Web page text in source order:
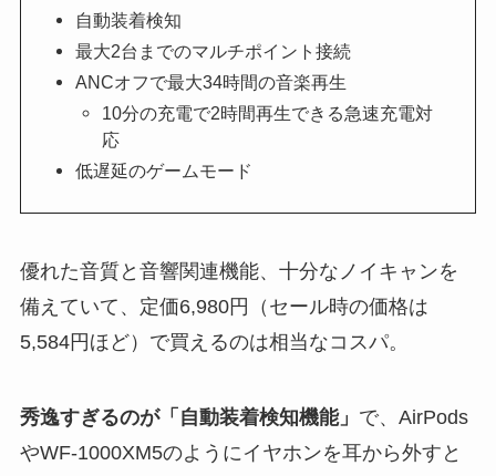
自動装着検知
最大2台までのマルチポイント接続
ANCオフで最大34時間の音楽再生
10分の充電で2時間再生できる急速充電対
応
低遅延のゲームモード
優れた音質と音響関連機能、十分なノイキャンを
備えていて、定価6,980円（セール時の価格は
5,584円ほど）で買えるのは相当なコスパ。
秀逸すぎるのが「自動装着検知機能」 で、AirPods
やWF-1000XM5のようにイヤホンを耳から外すと